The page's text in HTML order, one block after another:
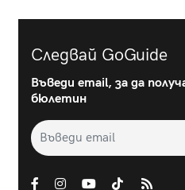
Следвай GoGuide
Въведи email, за да
бюлетин